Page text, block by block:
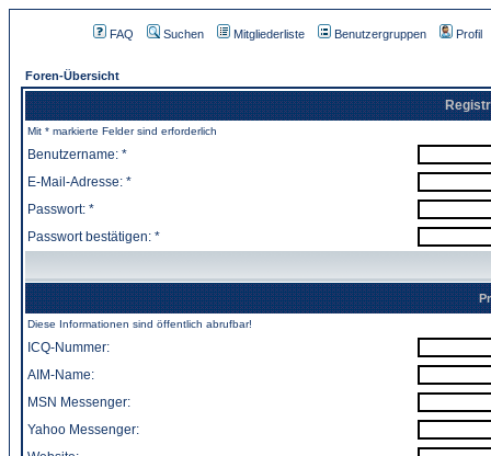
FAQ Suchen Mitgliederliste Benutzergruppen Profil
Foren-Übersicht
Mit * markierte Felder sind erforderlich
Benutzername: *
E-Mail-Adresse: *
Passwort: *
Passwort bestätigen: *
Diese Informationen sind öffentlich abrufbar!
ICQ-Nummer:
AIM-Name:
MSN Messenger:
Yahoo Messenger: